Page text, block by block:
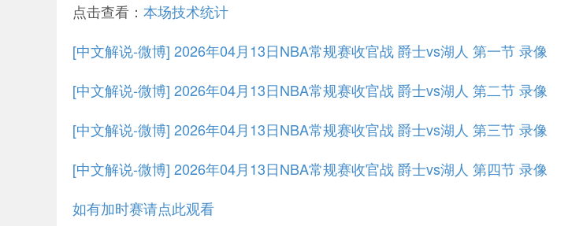
点击查看： 本场技术统计
[中文解说-微博] 2026年04月13日NBA常规赛收官战 爵士vs湖人 第一节 录像
[中文解说-微博] 2026年04月13日NBA常规赛收官战 爵士vs湖人 第二节 录像
[中文解说-微博] 2026年04月13日NBA常规赛收官战 爵士vs湖人 第三节 录像
[中文解说-微博] 2026年04月13日NBA常规赛收官战 爵士vs湖人 第四节 录像
如有加时赛请点此观看